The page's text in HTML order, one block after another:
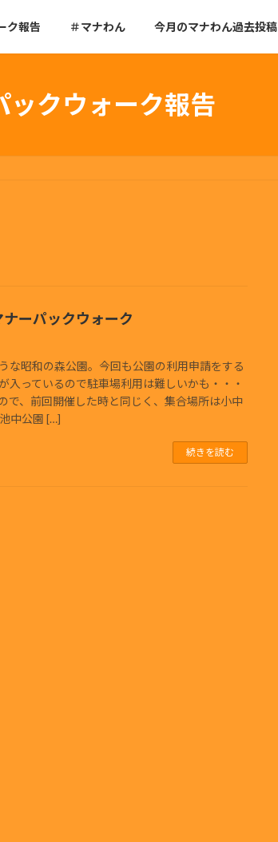
ク報告 ＃マナわん 今月のマナわん過去投稿
ックウォーク報告
ーパックウォーク
な昭和の森公園。今回も公園の利用申請をする
入っているので駐車場利用は難しいかも・・・
で、前回開催した時と同じく、集合場所は小中
中公園 […]
続きを読む